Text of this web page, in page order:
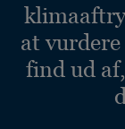
at
find ud